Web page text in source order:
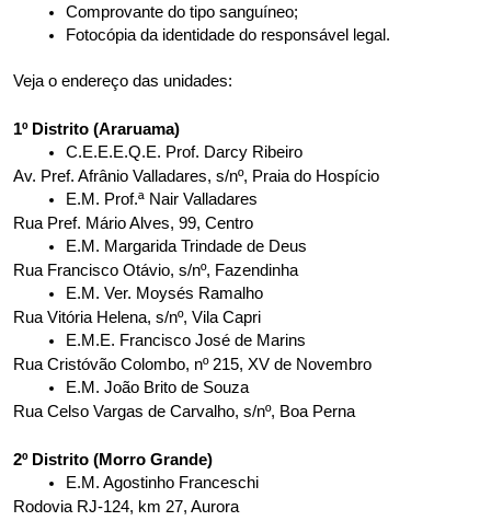
Comprovante do tipo sanguíneo;
Fotocópia da identidade do responsável legal.
Veja o endereço das unidades:
1º Distrito (Araruama)
C.E.E.E.Q.E. Prof. Darcy Ribeiro
Av. Pref. Afrânio Valladares, s/nº, Praia do Hospício
E.M. Prof.ª Nair Valladares
Rua Pref. Mário Alves, 99, Centro
E.M. Margarida Trindade de Deus
Rua Francisco Otávio, s/nº, Fazendinha
E.M. Ver. Moysés Ramalho
Rua Vitória Helena, s/nº, Vila Capri
E.M.E. Francisco José de Marins
Rua Cristóvão Colombo, nº 215, XV de Novembro
E.M. João Brito de Souza
Rua Celso Vargas de Carvalho, s/nº, Boa Perna
2º Distrito (Morro Grande)
E.M. Agostinho Franceschi
Rodovia RJ-124, km 27, Aurora